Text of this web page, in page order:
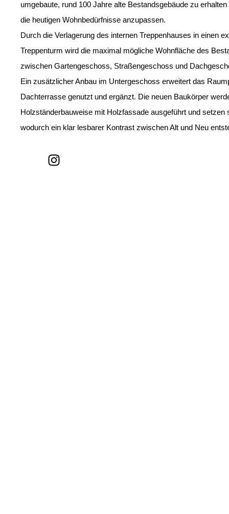
umgebaute, rund 100 Jahre alte Bestandsgebäude zu
die heutigen Wohnbedürfnisse anzupassen.
Durch die Verlagerung des internen Treppenhauses in einen
Treppenturm wird die maximal mögliche Wohnfläche des
zwischen Gartengeschoss, Straßengeschoss und
Ein zusätzlicher Anbau im Untergeschoss erweitert das
Dachterrasse genutzt und ergänzt. Die neuen Baukörper
Holzständerbauweise mit Holzfassade ausgeführt und
wodurch ein klar lesbarer Kontrast zwischen Alt und Neu
I
n